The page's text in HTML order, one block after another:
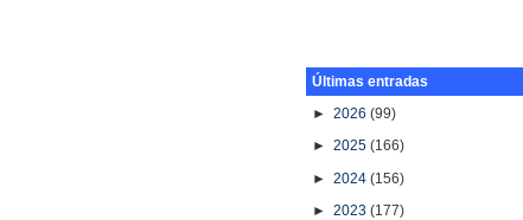
Últimas entradas
►2026(99)
►2025(166)
►2024(156)
►2023(177)